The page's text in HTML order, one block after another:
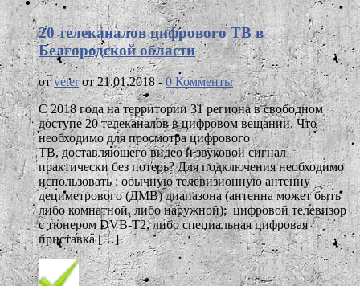
20 телеканалов цифрового ТВ в
Белгородской области
отveterот 21.01.2018 -0 Комменты
С 2018 года на территории 31 региона в свободном
доступе 20 телеканалов в цифровом вещании. Что
необходимо для просмотра цифрового
ТВ, доставляющего видео и звуковой сигнал
практически без потерь? Для подключения необходимо
использовать : обычную телевизионную антенну
дециметрового (ДМВ) диапазона (антенна может быть
либо комнатной, либо наружной); цифровой телевизор
с тюнером DVB-T2, либо специальная цифровая
приставка […]